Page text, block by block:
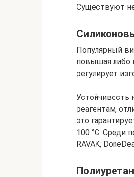
Существуют
Популярный
повышая либо
регулирует
Устойчивость
реагентам,
это
100 °C. Среди
RAVAK,